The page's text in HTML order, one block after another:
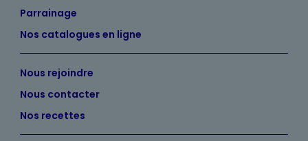
Parrainage
Nos catalogues en ligne
Nous rejoindre
Nous contacter
Nos recettes